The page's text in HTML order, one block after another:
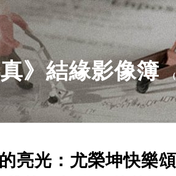
》結緣影像簿 （
亮光：尤榮坤快樂